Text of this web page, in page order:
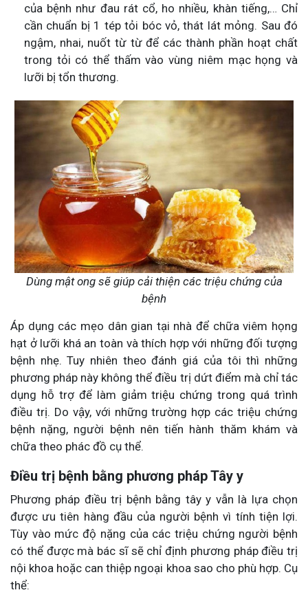
của bệnh như đau rát cổ, ho nhiều, khàn tiếng,… Chỉ
cần chuẩn bị 1 tép tỏi bóc vỏ, thát lát mỏng. Sau đó
ngậm, nhai, nuốt từ từ để các thành phần hoạt chất
trong tỏi có thể thấm vào vùng niêm mạc họng và
lưỡi bị tổn thương.
Dùng mật ong sẽ giúp cải thiện các triệu chứng của
bệnh
Áp dụng các mẹo dân gian tại nhà để chữa viêm họng
hạt ở lưỡi khá an toàn và thích hợp với những đối tượng
bệnh nhẹ. Tuy nhiên theo đánh giá của tôi thì những
phương pháp này không thể điều trị dứt điểm mà chỉ tác
dụng hỗ trợ để làm giảm triệu chứng trong quá trình
điều trị. Do vậy, với những trường hợp các triệu chứng
bệnh nặng, người bệnh nên tiến hành thăm khám và
chữa theo phác đồ cụ thể.
Điều trị bệnh bằng phương pháp Tây y
Phương pháp điều trị bệnh bằng tây y vẫn là lựa chọn
được ưu tiên hàng đầu của người bệnh vì tính tiện lợi.
Tùy vào mức độ nặng của các triệu chứng người bệnh
có thể được mà bác sĩ sẽ chỉ định phương pháp điều trị
nội khoa hoặc can thiệp ngoại khoa sao cho phù hợp. Cụ
thể: